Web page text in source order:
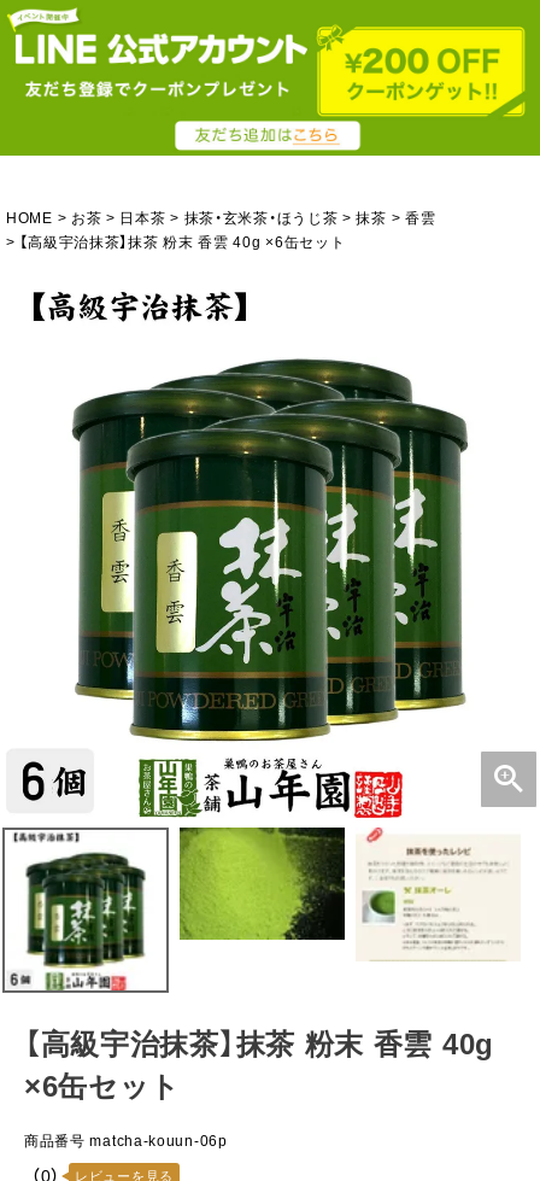
HOME お茶 日本茶 抹茶・玄米茶・ほうじ茶 抹茶
香雲
【高級宇治抹茶】抹茶 粉末 香雲 40g ×6缶セット
【高級宇治抹茶】抹茶 粉末 香雲 40g
×6缶セット
商品番号 matcha-kouun-06p
（0） レビューを見る